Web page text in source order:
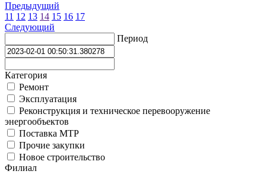
Предыдущий
11 12 13 14 15 16 17
Следующий
Период
Категория
Ремонт
Эксплуатация
Реконструкция и техническое перевооружение
энергообъектов
Поставка МТР
Прочие закупки
Новое строительство
Филиал